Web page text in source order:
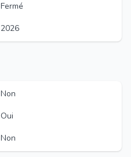
Fermé
2026
Non
Oui
Non